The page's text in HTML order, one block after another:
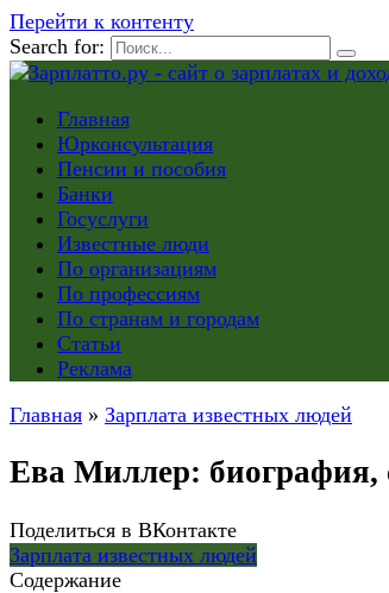
Перейти к контенту
Search for:
Главная
Юрконсультация
Пенсии и пособия
Банки
Госуслуги
Известные люди
По организациям
По профессиям
По странам и городам
Статьи
Реклама
Главная » Зарплата известных людей
Ева Миллер: биография,
Поделиться в ВКонтакте
Зарплата известных людей
Содержание